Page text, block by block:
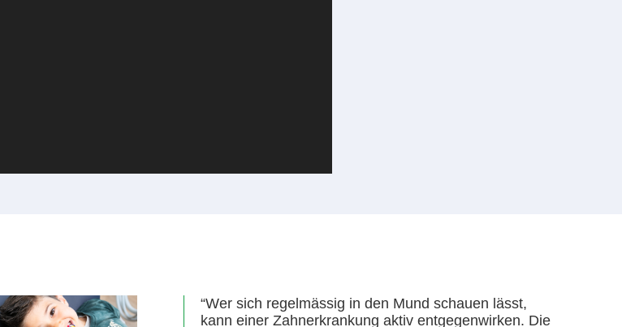
“Wer sich regelmässig in den Mund schauen lässt,
kann einer Zahnerkrankung aktiv entgegenwirken. Die